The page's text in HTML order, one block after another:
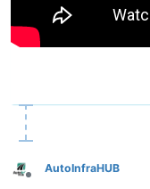
Deconectat
AutoInfraHUB